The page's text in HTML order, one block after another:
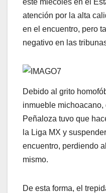
este miécoles en el
atención por la alta
en el encuentro, pero
negativo en las
Debido al grito
inmueble
Peñaloza tuvo que
la Liga MX y
encuentro, perdiendo
mismo.
De esta forma, el